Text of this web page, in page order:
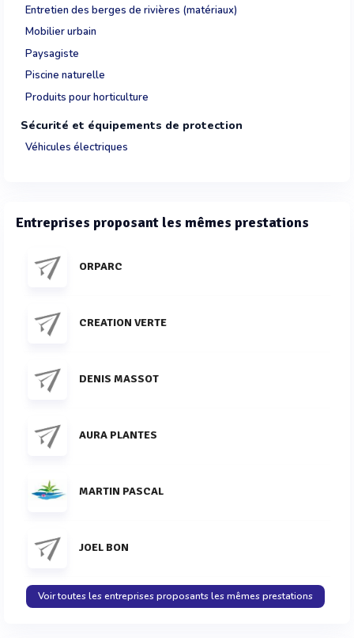
Entretien des berges de rivières (matériaux)
Mobilier urbain
Paysagiste
Piscine naturelle
Produits pour horticulture
Sécurité et équipements de protection
Véhicules électriques
Entreprises proposant les mêmes prestations
ORPARC
CREATION VERTE
DENIS MASSOT
AURA PLANTES
MARTIN PASCAL
JOEL BON
Voir toutes les entreprises proposants les mêmes prestations